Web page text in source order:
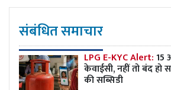
संबंधित समाचार
LPG E-KYC Alert:15
केवाईसी, नहीं तो बंद
की सब्सिडी